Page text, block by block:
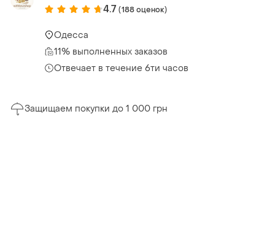
4.7 (188 оценок)
Одесса
11% выполненных заказов
Отвечает в течение 6ти часов
Защищаем покупки до 1 000 грн